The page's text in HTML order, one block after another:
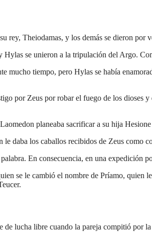
rey, Theiodamas, y los demás se dieron
se unieron a la tripulación del Argo.
mucho tiempo, pero Hylas se había
por Zeus por robar el fuego de los dioses
planeaba sacrificar a su hija
daba los caballos recibidos de Zeus como
En consecuencia, en una expedición
se le cambió el nombre de Príamo,
de lucha libre cuando la pareja compitió por